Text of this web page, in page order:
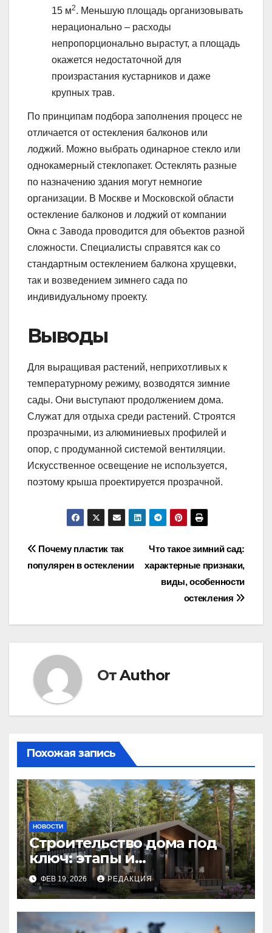
15 м2. Меньшую площадь организовывать
нерационально – расходы
непропорционально вырастут, а площадь
окажется недостаточной для
произрастания кустарников и даже
крупных трав.
По принципам подбора заполнения процесс не
отличается от остекления балконов или
лоджий. Можно выбрать одинарное стекло или
однокамерный стеклопакет. Остеклять разные
по назначению здания могут немногие
организации. В Москве и Московской области
остекление балконов и лоджий от компании
Окна с Завода проводится для объектов разной
сложности. Специалисты справятся как со
стандартным остеклением балкона хрущевки,
так и возведением зимнего сада по
индивидуальному проекту.
Выводы
Для выращивая растений, неприхотливых к
температурному режиму, возводятся зимние
сады. Они выступают продолжением дома.
Служат для отдыха среди растений. Строятся
прозрачными, из алюминиевых профилей и
опор, с продуманной системой вентиляции.
Искусственное освещение не используется,
поэтому крыша проектируется прозрачной.
Навигация
по
Что такое зимний сад:
характерные признаки,
виды, особенности
остекления
Почему пластик так
популярен в остеклении
ОтAuthor
Похожая запись
НОВОСТИ
Строительство дома под
ключ: этапы и
планирование бюджета
ФЕВ 19, 2026 РЕДАКЦИЯ